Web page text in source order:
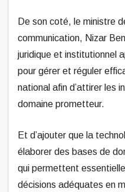
De son coté, le ministre
communication, Nizar
juridique et institutionnel
pour gérer et réguler
national afin d’attirer les
domaine prometteur.
Et d’ajouter que la
élaborer des bases de
qui permettent
décisions adéquates en